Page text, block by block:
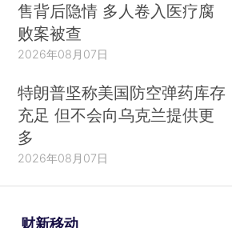
售背后隐情 多人卷入医疗腐
败案被查
2026年08月07日
特朗普坚称美国防空弹药库存
充足 但不会向乌克兰提供更
多
2026年08月07日
财新移动